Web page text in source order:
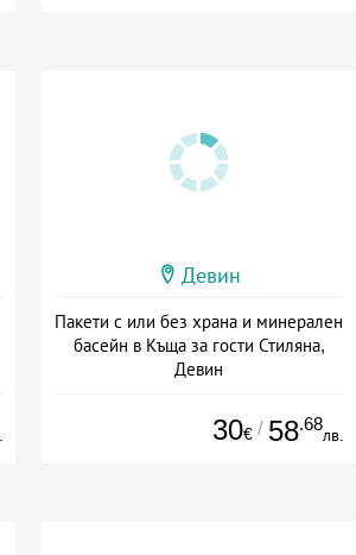
Девин
Пакети с или без храна и минерален
басейн в Къща за гости Стиляна,
Девин
30€ / 58.68
лв.